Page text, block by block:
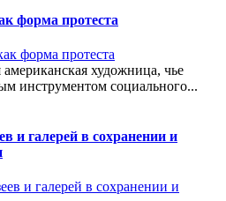
форма протеста
художница, чье
инструментом социального...
и галерей в сохранении и